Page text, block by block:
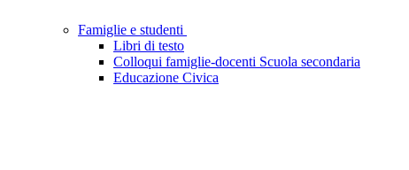
Famiglie e studenti
Libri di testo
Colloqui famiglie-docenti Scuola secondaria
Educazione Civica